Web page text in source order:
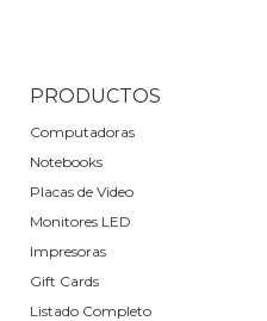
PRODUCTOS
Computadoras
Notebooks
Placas de Video
Monitores LED
Impresoras
Gift Cards
Listado Completo